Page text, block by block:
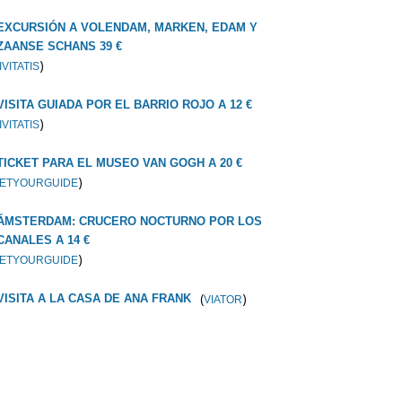
A VOLENDAM, MARKEN, EDAM Y
SCHANS 39 €
)
GUIADA POR EL BARRIO ROJO A 12 €
)
PARA EL MUSEO VAN GOGH A 20 €
)
CRUCERO NOCTURNO POR LOS
A 14 €
)
A LA CASA DE ANA FRANK (VIATOR)